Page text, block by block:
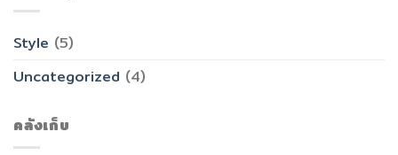
Style (5)
Uncategorized (4)
คลังเก็บ